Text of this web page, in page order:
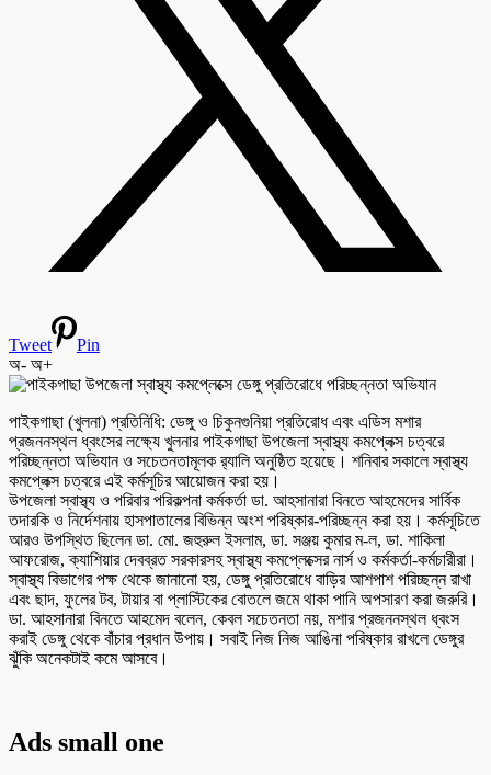
Tweet
Pin
অ- অ+
পাইকগাছা (খুলনা) প্রতিনিধি: ডেঙ্গু ও চিকুনগুনিয়া প্রতিরোধ এবং এডিস মশার
প্রজননস্থল ধ্বংসের লক্ষ্যে খুলনার পাইকগাছা উপজেলা স্বাস্থ্য কমপ্লেক্স চত্বরে
পরিচ্ছন্নতা অভিযান ও সচেতনতামূলক র‌্যালি অনুষ্ঠিত হয়েছে। শনিবার সকালে স্বাস্থ্য
কমপ্লেক্স চত্বরে এই কর্মসূচির আয়োজন করা হয়।
উপজেলা স্বাস্থ্য ও পরিবার পরিকল্পনা কর্মকর্তা ডা. আহসানারা বিনতে আহমেদের সার্বিক
তদারকি ও নির্দেশনায় হাসপাতালের বিভিন্ন অংশ পরিষ্কার-পরিচ্ছন্ন করা হয়। কর্মসূচিতে
আরও উপস্থিত ছিলেন ডা. মো. জহুরুল ইসলাম, ডা. সঞ্জয় কুমার ম-ল, ডা. শাকিলা
আফরোজ, ক্যাশিয়ার দেবব্রত সরকারসহ স্বাস্থ্য কমপ্লেক্সের নার্স ও কর্মকর্তা-কর্মচারীরা।
স্বাস্থ্য বিভাগের পক্ষ থেকে জানানো হয়, ডেঙ্গু প্রতিরোধে বাড়ির আশপাশ পরিচ্ছন্ন রাখা
এবং ছাদ, ফুলের টব, টায়ার বা প্লাস্টিকের বোতলে জমে থাকা পানি অপসারণ করা জরুরি।
ডা. আহসানারা বিনতে আহমেদ বলেন, কেবল সচেতনতা নয়, মশার প্রজননস্থল ধ্বংস
করাই ডেঙ্গু থেকে বাঁচার প্রধান উপায়। সবাই নিজ নিজ আঙিনা পরিষ্কার রাখলে ডেঙ্গুর
ঝুঁকি অনেকটাই কমে আসবে।
Ads small one